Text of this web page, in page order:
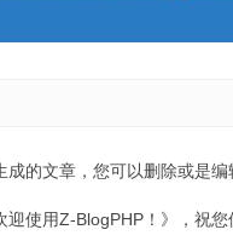
的文章，您可以删除或是编
迎使用Z-BlogPHP！》，祝